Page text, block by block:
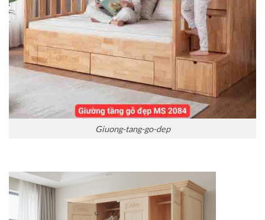
Giuong-tang-go-dep